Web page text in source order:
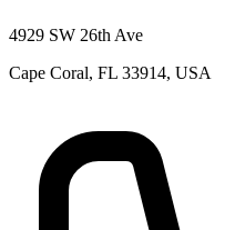
4929 SW 26th Ave
Cape Coral, FL 33914, USA